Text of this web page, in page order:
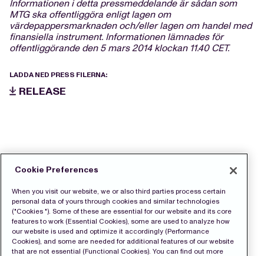
Informationen i detta pressmeddelande är sådan som
MTG ska offentliggöra enligt lagen om
värdepappersmarknaden och/eller lagen om handel med
finansiella instrument. Informationen lämnades för
offentliggörande den 5 mars 2014 klockan 11.40 CET.
LADDA NED PRESS FILERNA:
RELEASE
Cookie Preferences
When you visit our website, we or also third parties process certain
personal data of yours through cookies and similar technologies
("Cookies "). Some of these are essential for our website and its core
features to work (Essential Cookies), some are used to analyze how
our website is used and optimize it accordingly (Performance
Cookies), and some are needed for additional features of our website
that are not essential (Functional Cookies). You can find out more